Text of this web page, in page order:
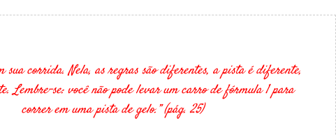
sua corrida. Nela, as regras são diferentes, a pista é diferente,
Lembre-se: você não pode levar um carro de fórmula 1 para
correr em uma pista de gelo.” (pág. 25)